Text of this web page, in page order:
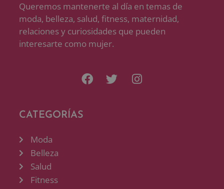
Queremos mantenerte al día en temas de
moda, belleza, salud, fitness, maternidad,
relaciones y curiosidades que pueden
interesarte como mujer.
CATEGORÍAS
Moda
Belleza
Salud
Fitness